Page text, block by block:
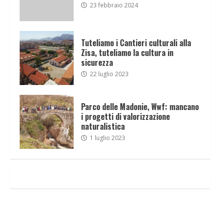
23 febbraio 2024
Tuteliamo i Cantieri culturali alla
Zisa, tuteliamo la cultura in
sicurezza
22 luglio 2023
Parco delle Madonie, Wwf: mancano
i progetti di valorizzazione
naturalistica
1 luglio 2023